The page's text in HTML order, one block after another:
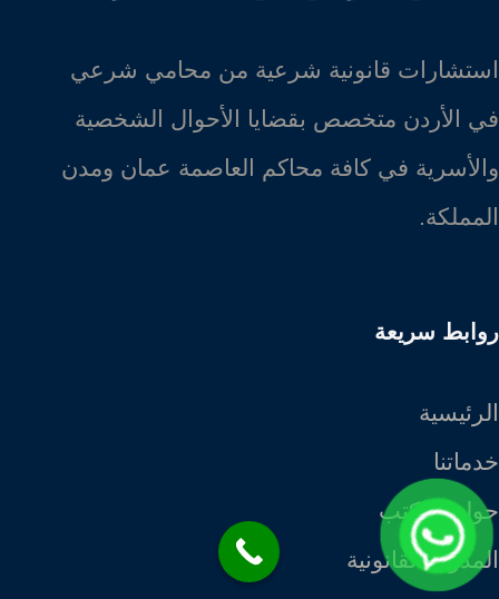
استشارات قانونية شرعية من محامي شرعي
في الأردن متخصص بقضايا الأحوال الشخصية
والأسرية في كافة محاكم العاصمة عمان ومدن
المملكة.
روابط سريعة
الرئيسية
خدماتنا
حول المكتب
المدونة القانونية